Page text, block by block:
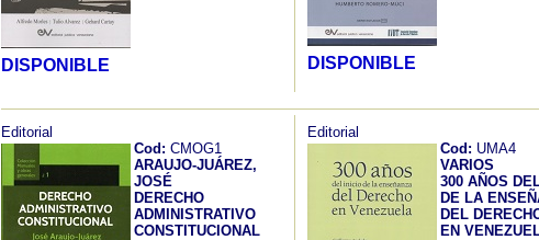
DISPONIBLE DISPONIBLE
Editorial
Cod: CMOG1
ARAUJO-JUÁREZ,
JOSÉ
DERECHO
ADMINISTRATIVO
CONSTITUCIONAL
Editorial
Cod: UMA4
VARIOS
300 AÑOS
DE LA
DEL
EN